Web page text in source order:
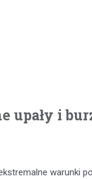
upały i
warunki